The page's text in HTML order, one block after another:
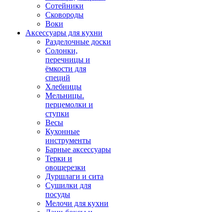
Сотейники
Сковороды
Воки
Аксессуары для кухни
Разделочные доски
Солонки,
перечницы и
ёмкости для
специй
Хлебницы
Мельницы.
перцемолки и
ступки
Весы
Кухонные
инструменты
Барные аксессуары
Терки и
овощерезки
Дуршлаги и сита
Сушилки для
посуды
Мелочи для кухни